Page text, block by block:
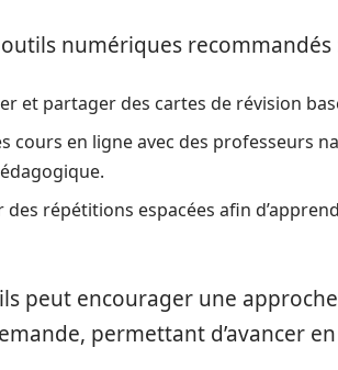
numériques recommandés
et partager des cartes de révision
cours en ligne avec des professeurs
des répétitions espacées afin
peut encourager une
permettant d’avancer